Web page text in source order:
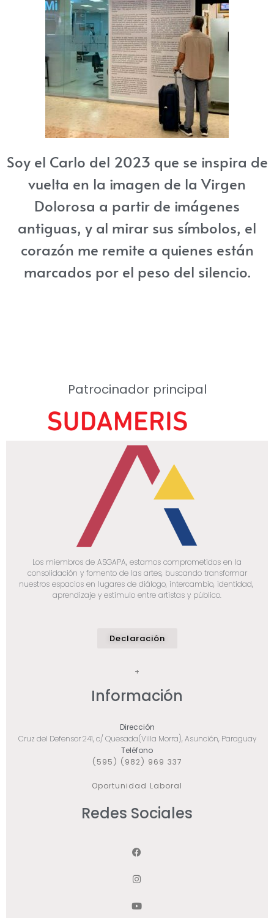
Soy el Carlo del 2023 que se inspira de
vuelta en la imagen de la Virgen
Dolorosa a partir de imágenes
antiguas, y al mirar sus símbolos, el
corazón me remite a quienes están
marcados por el peso del silencio.
Patrocinador principal
Los miembros de ASGAPA, estamos comprometidos en la
consolidación y fomento de las artes, buscando transformar
nuestros espacios en lugares de diálogo, intercambio, identidad,
aprendizaje y estimulo entre artistas y público.
Declaración
+
Información
Dirección
Cruz del Defensor 241, c/ Quesada(Villa Morra), Asunción, Paraguay
Teléfono
(595) (982) 969 337
Oportunidad Laboral
Redes Sociales